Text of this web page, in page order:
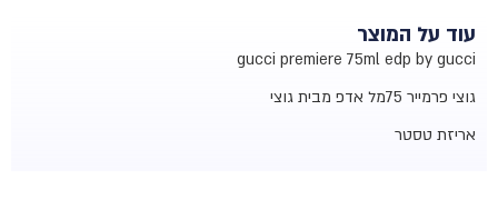
עוד על המוצר
gucci premiere 75ml edp by gucci
גוצי פרמייר 75מל אדפ מבית גוצי
אריזת טסטר